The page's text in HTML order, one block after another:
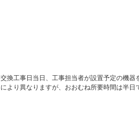
交換工事日当日、工事担当者が設置予定の機
により異なりますが、おおむね所要時間は半日